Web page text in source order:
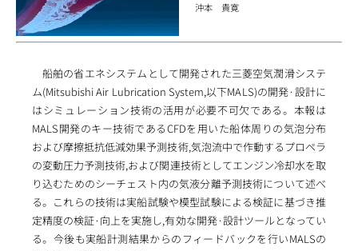
沖本 貴寛
船舶の省エネシステムとして開発された三菱空気潤滑システ
ム(Mitsubishi Air Lubrication System,以下MALS)の開発·設計に
はシミュレーション技術の活用が必要不可欠である。本報は
MALS開発のキー技術であるCFDを用いた船体周りの気泡分布
および摩擦抵抗低減効果予測技術,気泡流中で作動するプロペラ
の変動圧力予測技術,および関連技術としてエンジン冷却水を取
り込むためのシーチェスト内の気液分離予測技術について述べ
る。これらの技術は実船試験や模型試験による検証に基づき推
定精度の検証·向上を実施し,有効な開発·設計ツールとなってい
る。今後も実船計測結果からのフィードバックを行いMALSの